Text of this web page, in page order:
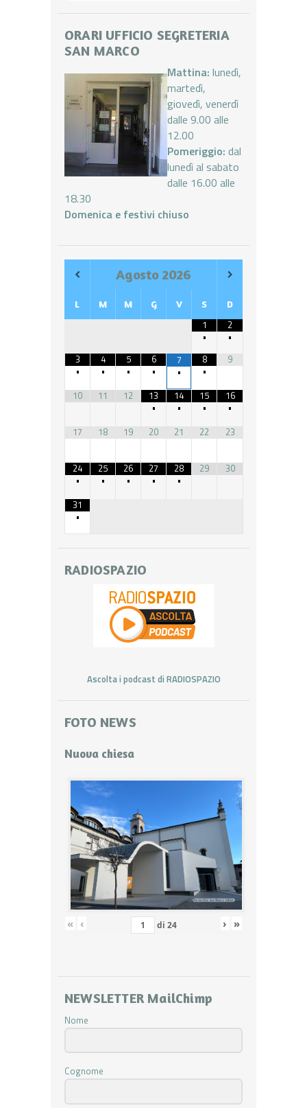
ORARI UFFICIO SEGRETERIA
SAN MARCO
Mattina: lunedì,
martedì,
giovedì, venerdì
dalle 9.00 alle
12.00
Pomeriggio: dal
lunedì al sabato
dalle 16.00 alle
18.30
Domenica e festivi chiuso
Agosto2026
L M M G V S D
1
•
2
•
3
•
4
•
5
•
6
•
7
•
8
•
9
10 11 12
13
•
14
•
15
•
16
•
17
18 19 20 21 22 23
24
•
25
•
26
•
27
•
28
•
29 30
31
•
RADIOSPAZIO
Ascolta i podcast di RADIOSPAZIO
FOTO NEWS
Nuova chiesa
« ‹ di 24 › »
NEWSLETTER MailChimp
Nome
Cognome